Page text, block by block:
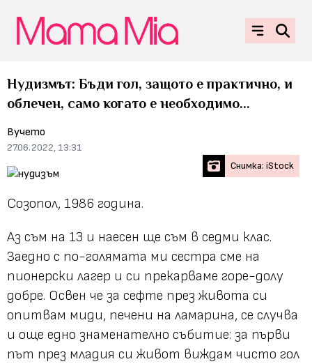
Нудизмът: Бъди гол, защото е практично, и
облечен, само когато е необходимо...
Вучето
27.06.2022, 13:31
Снимка: iStock
Созопол, 1986 година.
Аз съм на 13 и наесен ще съм в седми клас.
Заедно с по-голямата ми сестра сме на
пионерски лагер и си прекарваме горе-долу
добре. Освен че за сефте през живота си
опитвам миди, печени на ламарина, се случва
и още едно знаменателно събитие: за първи
път през младия си живот виждам чисто гол